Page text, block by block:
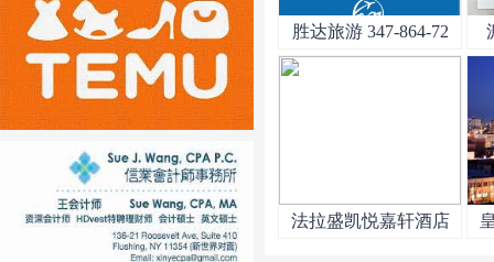
胜达旅游 347-864-72
法拉盛凯悦嘉轩酒店